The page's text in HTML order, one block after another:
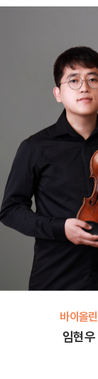
바이올린
임현우